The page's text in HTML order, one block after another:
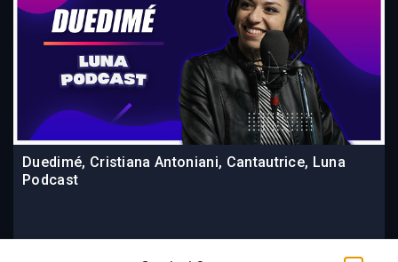
Duedimé, Cristiana Antoniani, Cantautrice, Luna
Podcast